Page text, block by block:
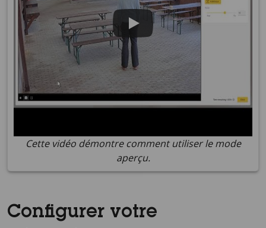
Cette vidéo démontre comment utiliser le mode
aperçu.
Configurer votre